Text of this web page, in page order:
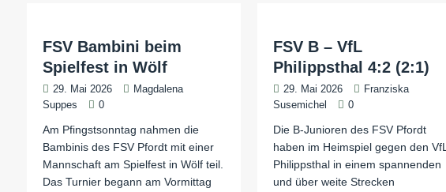
FSV Bambini beim
Spielfest in Wölf
29. Mai 2026
Magdalena
Suppes
0
Am Pfingstsonntag nahmen die
Bambinis des FSV Pfordt mit einer
Mannschaft am Spielfest in Wölf teil.
Das Turnier begann am Vormittag
FSV B – VfL
Philippsthal 4:2 (2:1)
29. Mai 2026
Franziska
Susemichel
0
Die B-Junioren des FSV Pfordt
haben im Heimspiel gegen den VfL
Philippsthal in einem spannenden
und über weite Strecken